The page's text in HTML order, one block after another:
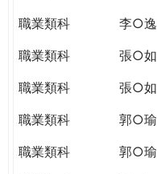
職業類科
李○逸
職業類科
張○如
職業類科
張○如
職業類科
郭○瑜
職業類科
郭○瑜